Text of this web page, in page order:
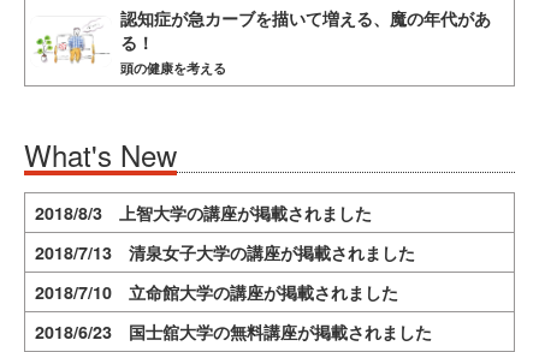
認知症が急カーブを描いて増える、魔の年代があ
る！
頭の健康を考える
What's New
2018/8/3 上智大学の講座が掲載されました
2018/7/13 清泉女子大学の講座が掲載されました
2018/7/10 立命館大学の講座が掲載されました
2018/6/23 国士舘大学の無料講座が掲載されました